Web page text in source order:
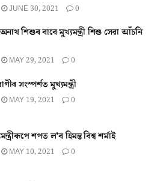
JUNE 30, 2021 0
শিশুৰ বাবে মুখ্যমন্ত্ৰী শিশু সেৱা আঁচনি
MAY 29, 2021 0
সংস্পৰ্শত মুখ্যমন্ত্ৰী
MAY 19, 2021 0
শপত ল’ব হিমন্ত বিশ্ব শৰ্মাই
MAY 10, 2021 0